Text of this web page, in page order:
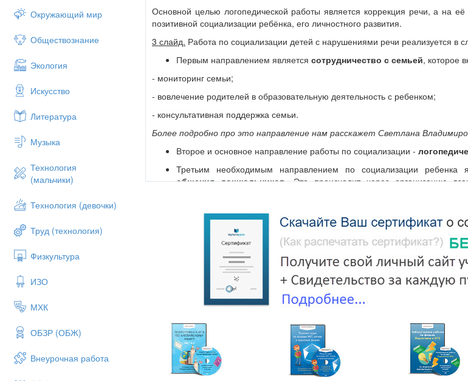
Окружающий мир
Обществознание
Экология
Искусство
Литература
Музыка
Технология
(мальчики)
Технология (девочки)
Труд (технология)
Физкультура
ИЗО
МХК
ОБЗР (ОБЖ)
Внеурочная работа
Основной целью логопедической работы является коррекция речи, а на
позитивной социализации ребёнка, его личностного развития.
3 слайд. Работа по социализации детей с нарушениями речи реализуется в
Первым направлением является сотрудничество с семьей, которое
- мониторинг семьи;
- вовлечение родителей в образовательную деятельность с ребенком;
- консультативная поддержка семьи.
Более подробно про это направление нам расскажет Светлана
Второе и основное направление работы по социализации -
Третьим необходимым направлением по социализации ребенка
общениядошкольников.Это происходит через организацию
Я расскажу про реализацию второго направления работы по социализации
своих занятиях.
Основной метод, который я применяю в работе с дошкольниками,
Я использую разнообразные дидактические игры для детей с нарушениями
Данные игры не только развивают артикуляционный аппарат,
и формируют социально-коммуникативные навыки у дошкольников, т. к.
взрослыми или с другими детьми.6 слайд.Я использую игровые методы
координации и мелкой моторики рук, формирование коммуникативных
психических процессов.
Они реализуются на занятиях с
ситуаций, игр с правилами, логоритмических и коммуникативных игр.8
игры и упражнения способствуют эффективному развитию речи и
деятельность. Дети их любят, так как они содержат яркий